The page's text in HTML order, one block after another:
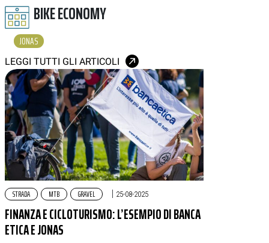
BIKE ECONOMY
JONAS
LEGGI TUTTI GLI ARTICOLI
STRADA MTB GRAVEL | 25-08-2025
FINANZA E CICLOTURISMO: L’ESEMPIO DI BANCA
ETICA E JONAS